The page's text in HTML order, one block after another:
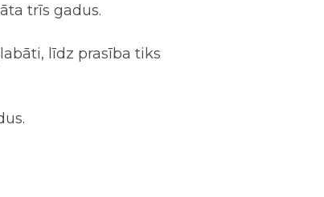
trīs gadus.
līdz prasība tiks